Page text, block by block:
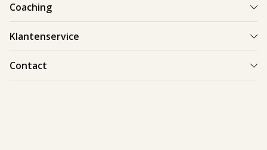
Re-boost pakket
Coaching
Blog & Tips
Klantenservice
Contact